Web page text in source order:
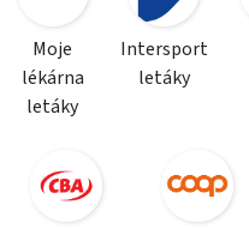
Moje
lékárna
letáky
Intersport
letáky